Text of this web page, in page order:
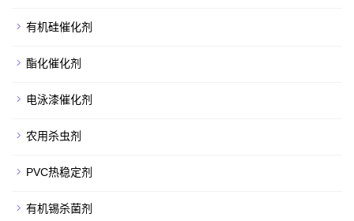
有机硅催化剂
酯化催化剂
电泳漆催化剂
农用杀虫剂
PVC热稳定剂
有机锡杀菌剂